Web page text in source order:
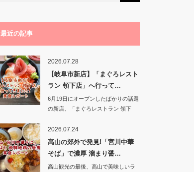
最近の記事
2026.07.28
【岐阜市新店】「まぐろレスト
ラン 領下店」へ行って…
6月19日にオープンしたばかりの話題
の新店、「まぐろレストラン 領下
2026.07.24
高山の郊外で発見!「宮川中華
そば」で濃厚 溜まり醤…
高山観光の最後、高山で美味しいラ